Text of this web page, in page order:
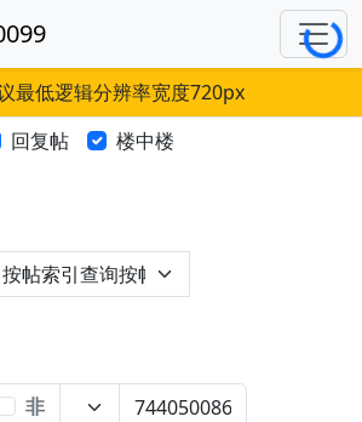
最低逻辑分辨率宽度720px
Loading...
回复帖 楼中楼
非